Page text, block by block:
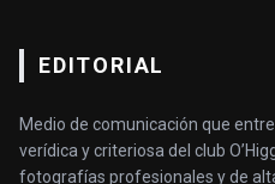
EDITORIAL
Medio de comunicación que
verídica y criteriosa del club
fotografías profesionales y de